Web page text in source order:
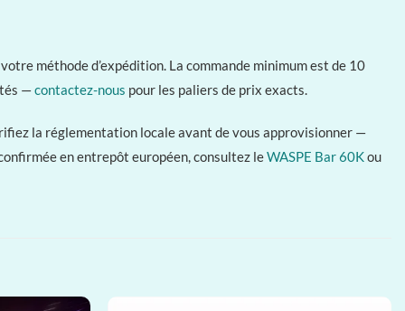
méthode d’expédition. La commande minimum est de 10
—contactez-nous pour les paliers de prix exacts.
la réglementation locale avant de vous approvisionner —
en entrepôt européen, consultez leWASPE Bar 60Kou